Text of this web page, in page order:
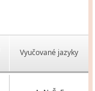
Vyučované jazyky